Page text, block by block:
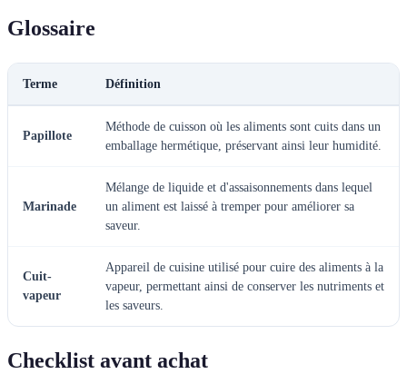
Glossaire
Terme Définition
Papillote
Méthode de cuisson où les aliments sont cuits dans un
emballage hermétique, préservant ainsi leur humidité.
Marinade
Mélange de liquide et d'assaisonnements dans lequel
un aliment est laissé à tremper pour améliorer sa
saveur.
Cuit-
vapeur
Appareil de cuisine utilisé pour cuire des aliments à la
vapeur, permettant ainsi de conserver les nutriments et
les saveurs.
Checklist avant achat